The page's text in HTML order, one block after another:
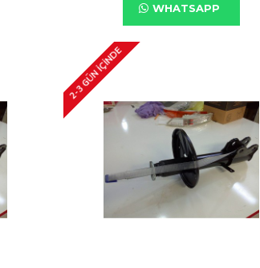
WHATSAPP
2-3 GÜN IÇINDE